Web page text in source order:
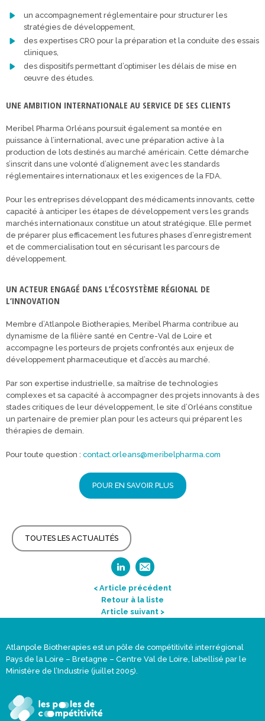
un accompagnement réglementaire pour structurer les
stratégies de développement,
des expertises CRO pour la préparation et la conduite des essais
cliniques,
des dispositifs permettant d’optimiser les délais de mise en
œuvre des études.
UNE AMBITION INTERNATIONALE AU SERVICE DE SES CLIENTS
Meribel Pharma Orléans poursuit également sa montée en
puissance à l’international, avec une préparation active à la
production de lots destinés au marché américain. Cette démarche
s’inscrit dans une volonté d’alignement avec les standards
réglementaires internationaux et les exigences de la FDA.
Pour les entreprises développant des médicaments innovants, cette
capacité à anticiper les étapes de développement vers les grands
marchés internationaux constitue un atout stratégique. Elle permet
de préparer plus efficacement les futures phases d’enregistrement
et de commercialisation tout en sécurisant les parcours de
développement.
UN ACTEUR ENGAGÉ DANS L’ÉCOSYSTÈME RÉGIONAL DE
L’INNOVATION
Membre d’Atlanpole Biotherapies, Meribel Pharma contribue au
dynamisme de la filière santé en Centre-Val de Loire et
accompagne les porteurs de projets confrontés aux enjeux de
développement pharmaceutique et d’accès au marché.
Par son expertise industrielle, sa maîtrise de technologies
complexes et sa capacité à accompagner des projets innovants à des
stades critiques de leur développement, le site d’Orléans constitue
un partenaire de premier plan pour les acteurs qui préparent les
thérapies de demain.
Pour toute question : contact.orleans@meribelpharma.com
POUR EN SAVOIR PLUS
TOUTES LES ACTUALITÉS
< Article précédent
Retour à la liste
Article suivant >
Atlanpole Biotherapies est un pôle de compétitivité interrégional
Pays de la Loire – Bretagne – Centre Val de Loire, labellisé par le
Ministère de l’Industrie (juillet 2005).